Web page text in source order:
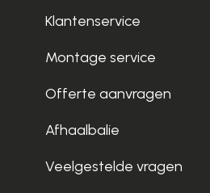
Klantenservice
Montage service
Offerte aanvragen
Afhaalbalie
Veelgestelde vragen